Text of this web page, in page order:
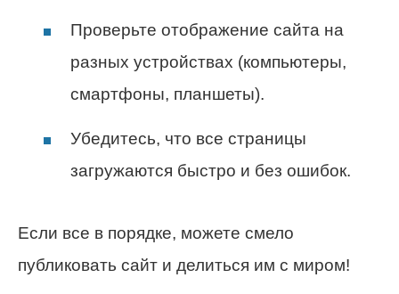
Проверьте отображение сайта на
разных устройствах (компьютеры,
смартфоны, планшеты).
Убедитесь, что все страницы
загружаются быстро и без ошибок.
Если все в порядке, можете смело
публиковать сайт и делиться им с миром!